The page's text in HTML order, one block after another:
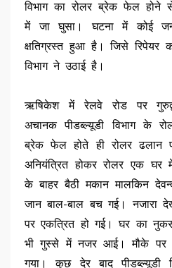
विभाग का रोलर ब्रेक फेल होने
में जा घुसा। घटना में कोई
क्षतिग्रस्त हुआ है। जिसे रिपेयर
विभाग ने उठाई है।
ऋषिकेश में रेलवे रोड पर
अचानक पीडब्ल्यूडी विभाग के
ब्रेक फेल होते ही रोलर ढलान
अनियंत्रित होकर रोलर एक घर
के बाहर बैठी मकान मालकिन
जान बाल-बाल बच गई। नजारा
पर एकत्रित हो गई। घर का
भी गुस्से में नजर आई। मौके पर
गया। कुछ देर बाद पीडब्ल्यूडी